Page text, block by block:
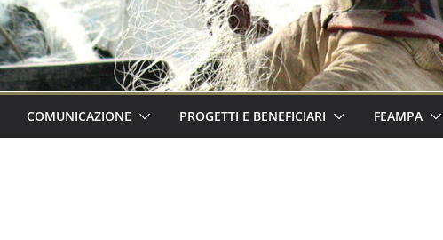
COMUNICAZIONE PROGETTI E BENEFICIARI FEAMPA